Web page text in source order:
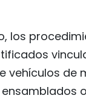
los
vehículos de